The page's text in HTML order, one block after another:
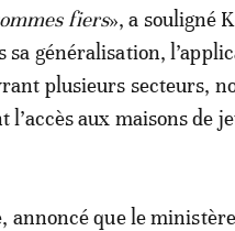
fiers», a souligné
sa généralisation,
plusieurs secteurs,
aux maisons de
que le